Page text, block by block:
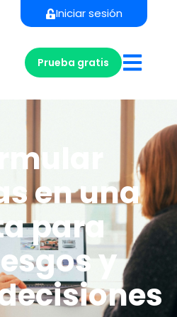
Iniciar sesión
Prueba gratis
en una
para
y